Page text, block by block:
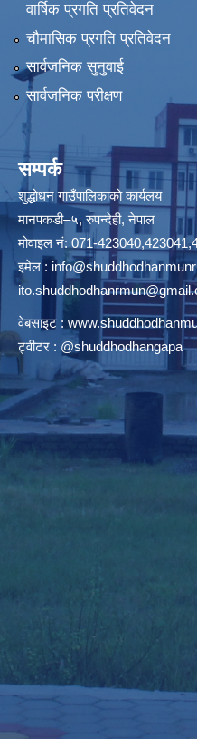
वार्षिक प्रगति प्रतिवेदन
चौमासिक प्रगति प्रतिवेदन
सार्वजनिक सुनुवाई
सार्वजनिक परीक्षण
सम्पर्क
शुद्धोधन गाउँपालिकाको कार्यलय
मानपकडी–५, रुपन्देही, नेपाल
मोवाइल नं: 071-
इमेल :
वेबसाइट :
ट्वीटर : @shuddhodhangapa